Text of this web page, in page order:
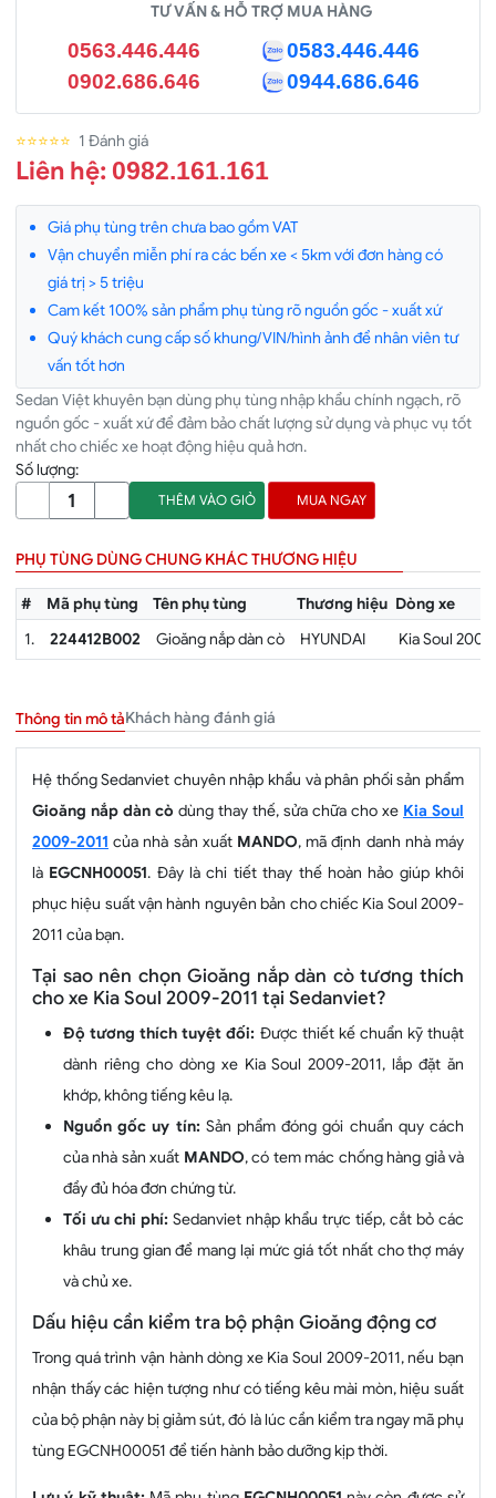
TƯ VẤN & HỖ TRỢ MUA HÀNG
0563.446.446
0583.446.446
0902.686.646
0944.686.646
⭐⭐⭐⭐⭐ 1 Đánh giá
Liên hệ: 0982.161.161
Giá phụ tùng trên chưa bao gồm VAT
Vận chuyển miễn phí ra các bến xe < 5km với đơn hàng có
giá trị > 5 triệu
Cam kết 100% sản phẩm phụ tùng rõ nguồn gốc - xuất xứ
Quý khách cung cấp số khung/VIN/hình ảnh để nhân viên tư
vấn tốt hơn
Sedan Việt khuyên bạn dùng phụ tùng nhập khẩu chính ngạch, rõ
nguồn gốc - xuất xứ để đảm bảo chất lượng sử dụng và phục vụ tốt
nhất cho chiếc xe hoạt động hiệu quả hơn.
Số lượng:
THÊM VÀO GIỎ MUA NGAY
PHỤ TÙNG DÙNG CHUNG KHÁC THƯƠNG HIỆU
# Mã phụ tùng Tên phụ tùng Thương hiệu Dòng xe
1.
224412B002 Gioăng nắp dàn cò HYUNDAI Kia Soul
Thông tin mô tảKhách hàng đánh giá
Hệ thống Sedanviet chuyên nhập khẩu và phân phối sản phẩm
Gioăng nắp dàn cò dùng thay thế, sửa chữa cho xe Kia Soul
2009-2011 của nhà sản xuất MANDO, mã định danh nhà máy
là EGCNH00051. Đây là chi tiết thay thế hoàn hảo giúp khôi
phục hiệu suất vận hành nguyên bản cho chiếc Kia Soul 2009-
2011 của bạn.
Tại sao nên chọn Gioăng nắp dàn cò tương thích
cho xe Kia Soul 2009-2011 tại Sedanviet?
Độ tương thích tuyệt đối: Được thiết kế chuẩn kỹ thuật
dành riêng cho dòng xe Kia Soul 2009-2011, lắp đặt ăn
khớp, không tiếng kêu lạ.
Nguồn gốc uy tín: Sản phẩm đóng gói chuẩn quy cách
của nhà sản xuất MANDO, có tem mác chống hàng giả và
đầy đủ hóa đơn chứng từ.
Tối ưu chi phí: Sedanviet nhập khẩu trực tiếp, cắt bỏ các
khâu trung gian để mang lại mức giá tốt nhất cho thợ máy
và chủ xe.
Dấu hiệu cần kiểm tra bộ phận Gioăng động cơ
Trong quá trình vận hành dòng xe Kia Soul 2009-2011, nếu bạn
nhận thấy các hiện tượng như có tiếng kêu mài mòn, hiệu suất
của bộ phận này bị giảm sút, đó là lúc cần kiểm tra ngay mã phụ
tùng EGCNH00051 để tiến hành bảo dưỡng kịp thời.